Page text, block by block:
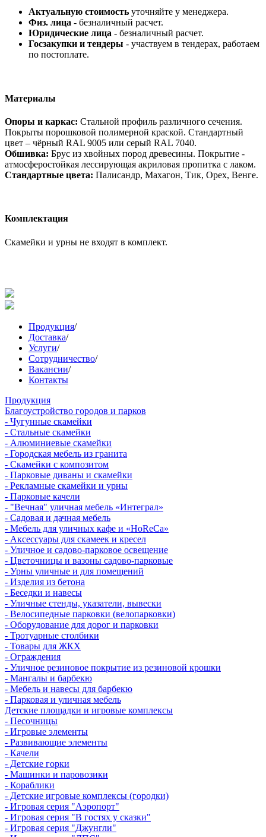
Актуальную стоимость уточняйте у менеджера.
Физ. лица - безналичный расчет.
Юридические лица - безналичный расчет.
Госзакупки и тендеры - участвуем в тендерах, работаем
по постоплате.
Материалы
Опоры и каркас: Стальной профиль различного сечения.
Покрыты порошковой полимерной краской. Стандартный
цвет – чёрный RAL 9005 или серый RAL 7040.
Обшивка: Брус из хвойных пород древесины. Покрытие -
атмосферостойкая лессирующая акриловая пропитка с лаком.
Стандартные цвета: Палисандр, Махагон, Тик, Орех, Венге.
Комплектация
Скамейки и урны не входят в комплект.
Продукция/
Доставка/
Услуги/
Сотрудничество/
Вакансии/
Контакты
Продукция
Благоустройство городов и парков
- Чугунные скамейки
- Стальные скамейки
- Алюминиевые скамейки
- Городская мебель из гранита
- Скамейки с композитом
- Парковые диваны и скамейки
- Рекламные скамейки и урны
- Парковые качели
- "Вечная" уличная мебель «Интеграл»
- Садовая и дачная мебель
- Мебель для уличных кафе и «HoReCa»
- Аксессуары для скамеек и кресел
- Уличное и садово-парковое освещение
- Цветочницы и вазоны садово-парковые
- Урны уличные и для помещений
- Изделия из бетона
- Беседки и навесы
- Уличные стенды, указатели, вывески
- Велосипедные парковки (велопарковки)
- Оборудование для дорог и парковки
- Тротуарные столбики
- Товары для ЖКХ
- Ограждения
- Уличное резиновое покрытие из резиновой крошки
- Мангалы и барбекю
- Мебель и навесы для барбекю
- Парковая и уличная мебель
Детские площадки и игровые комплексы
- Песочницы
- Игровые элементы
- Развивающие элементы
- Качели
- Детские горки
- Машинки и паровозики
- Кораблики
- Детские игровые комплексы (городки)
- Игровая серия "Аэропорт"
- Игровая серия "В гостях у сказки"
- Игровая серия "Джунгли"